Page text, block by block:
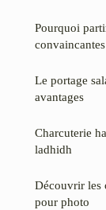
Pourquoi
convaincantes
Le portage
avantages
Charcuterie
ladhidh
Découvrir les
pour photo